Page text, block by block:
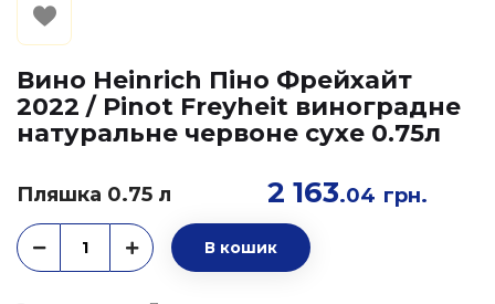
Вино Heinrich Піно Фрейхайт
2022 / Pinot Freyheit виноградне
натуральне червоне сухе 0.75л
Пляшка 0.75 л 2 163.04 грн.
В кошик